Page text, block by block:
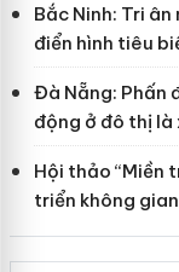
Bắc Ninh: Tri
điển hình tiêu
Đà Nẵng: Phấn
động ở đô thị là
Hội thảo “Miền
triển không